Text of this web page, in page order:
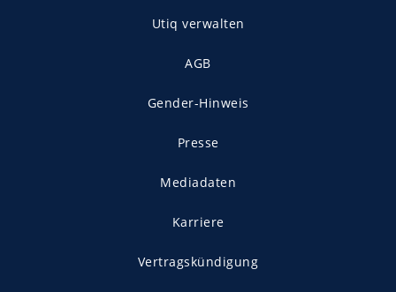
Utiq verwalten
AGB
Gender-Hinweis
Presse
Mediadaten
Karriere
Vertragskündigung